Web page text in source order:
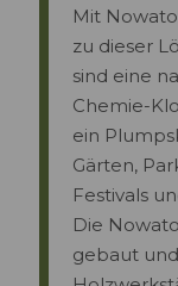
Mit
zu dieser
sind eine
Chemie-
ein
Gärten,
Festivals
Die
gebaut